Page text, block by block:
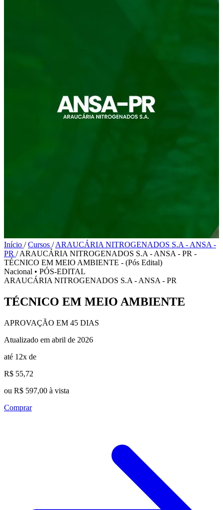
Início / Cursos / ARAUCÁRIA NITROGENADOS S.A - ANSA -
PR / ARAUCÁRIA NITROGENADOS S.A - ANSA - PR -
TÉCNICO EM MEIO AMBIENTE - (Pós Edital)
Nacional • PÓS-EDITAL
ARAUCÁRIA NITROGENADOS S.A - ANSA - PR
TÉCNICO EM MEIO AMBIENTE
APROVAÇÃO EM 45 DIAS
Atualizado em abril de 2026
até 12x de
R$ 55,72
ou R$ 597,00 à vista
Comprar